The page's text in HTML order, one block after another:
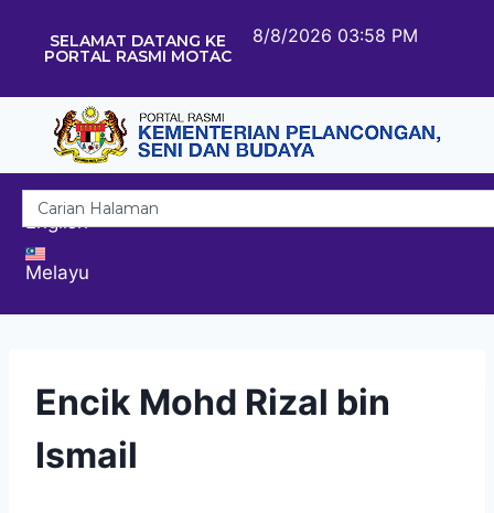
SELAMAT DATANG KE
PORTAL RASMI MOTAC
8/8/2026 03:58 PM
English
Melayu
Encik Mohd Rizal bin
Ismail